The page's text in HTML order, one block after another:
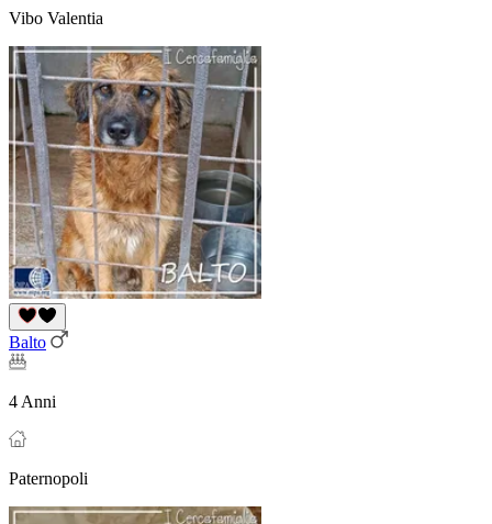
Vibo Valentia
Balto
4 Anni
Paternopoli